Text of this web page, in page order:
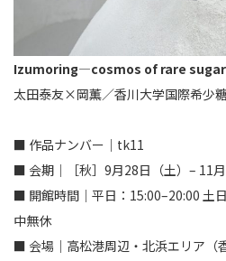
Izumoring—cosmos of rare sugar
太田泰友×岡薫／香川大学国際希少
■ 作品ナンバー｜tk11
■ 会期｜［秋］9月28日（土）– 11月
■ 開館時間｜平日：15:00–20:00
中無休
■ 会場｜高松港周辺・北浜エリア（